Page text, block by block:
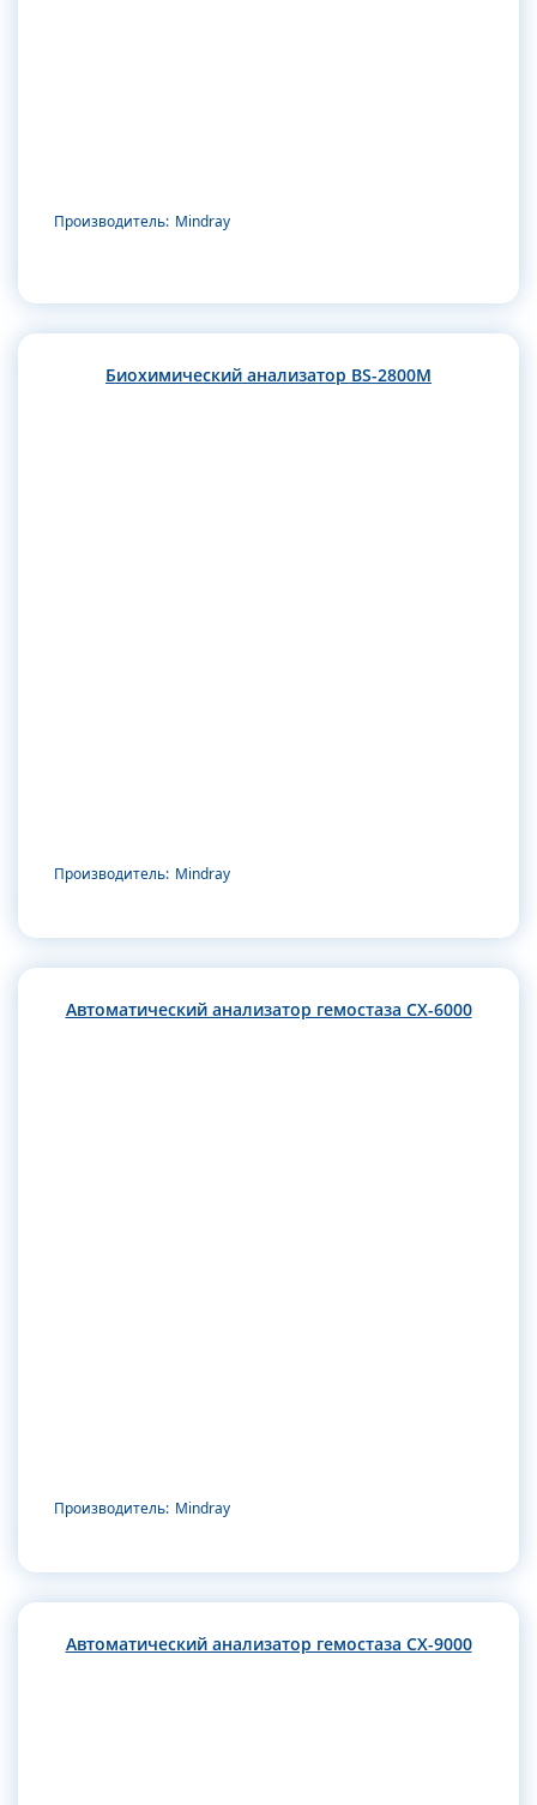
Производитель: Mindray
Биохимический анализатор BS-2800M
Производитель: Mindray
Автоматический анализатор гемостаза CX-6000
Производитель: Mindray
Автоматический анализатор гемостаза CX-9000